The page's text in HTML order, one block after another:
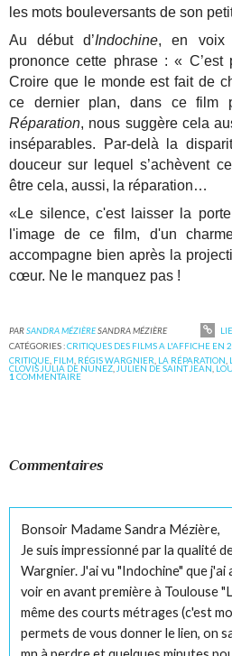
les mots bouleversants de son
Au début d’Indochine, en voix
prononce cette phrase : « C’est
Croire que le monde est fait de
ce dernier plan, dans ce film
Réparation, nous suggère cela
inséparables. Par-delà la
douceur sur lequel s’achèvent
être cela, aussi, la réparation…
«Le silence, c'est laisser la
l'image de ce film, d'un
accompagne bien après la
cœur. Ne le manquez pas !
PARSANDRA MÉZIÈRESANDRA MÉZIÈRE
CATÉGORIES :CRITIQUES DES FILMS A L'AFFICHE EN
CRITIQUE FILM RÉGIS WARGNIER LA RÉPARATION
CLOVIS JULIA DE NUNEZ JULIEN DE SAINT JEAN
1 COMMENTAIRE
Commentaires
Bonsoir Madame Sandra Mézière,
Je suis impressionné par la qualité
Wargnier. J'ai vu "Indochine" que
voir en avant première à Toulouse
même des courts métrages (c'est
permets de vous donner le lien, on